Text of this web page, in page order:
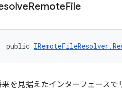
RemoteFile
public
来を見据えたインターフェース